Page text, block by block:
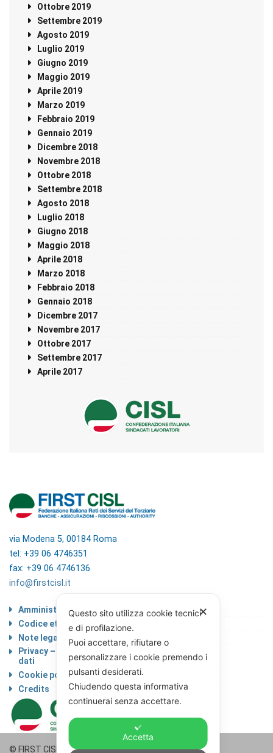
Ottobre 2019
Settembre 2019
Agosto 2019
Luglio 2019
Giugno 2019
Maggio 2019
Aprile 2019
Marzo 2019
Febbraio 2019
Gennaio 2019
Dicembre 2018
Novembre 2018
Ottobre 2018
Settembre 2018
Agosto 2018
Luglio 2018
Giugno 2018
Maggio 2018
Aprile 2018
Marzo 2018
Febbraio 2018
Gennaio 2018
Dicembre 2017
Novembre 2017
Ottobre 2017
Settembre 2017
Aprile 2017
via Modena 5, 00184 Roma
tel: +39 06 4746351
fax: +39 06 4746136
info@firstcisl.it
Amministrazione trasparente
Codice etico
Note legali
Privacy – Informativa sul trattamento dei
dati
Cookie policy
Credits
© FIRST CISL - C.F. 80122130588
✕
Questo sito utilizza cookie tecnici
e di profilazione.
Puoi accettare, rifiutare o
personalizzare i cookie premendo i
pulsanti desiderati.
Chiudendo questa informativa
continuerai senza accettare.
Accetta